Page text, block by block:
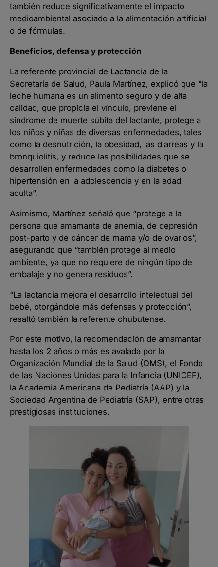
también reduce significativamente el impacto
medioambiental asociado a la alimentación artificial
o de fórmulas.
Beneficios, defensa y protección
La referente provincial de Lactancia de la
Secretaría de Salud, Paula Martínez, explicó que “la
leche humana es un alimento seguro y de alta
calidad, que propicia el vínculo, previene el
síndrome de muerte súbita del lactante, protege a
los niños y niñas de diversas enfermedades, tales
como la desnutrición, la obesidad, las diarreas y la
bronquiolitis, y reduce las posibilidades que se
desarrollen enfermedades como la diabetes o
hipertensión en la adolescencia y en la edad
adulta”.
Asimismo, Martínez señaló que “protege a la
persona que amamanta de anemia, de depresión
post-parto y de cáncer de mama y/o de ovarios”,
asegurando que “también protege al medio
ambiente, ya que no requiere de ningún tipo de
embalaje y no genera residuos”.
“La lactancia mejora el desarrollo intelectual del
bebé, otorgándole más defensas y protección”,
resaltó también la referente chubutense.
Por este motivo, la recomendación de amamantar
hasta los 2 años o más es avalada por la
Organización Mundial de la Salud (OMS), el Fondo
de las Naciones Unidas para la Infancia (UNICEF),
la Academia Americana de Pediatría (AAP) y la
Sociedad Argentina de Pediatría (SAP), entre otras
prestigiosas instituciones.